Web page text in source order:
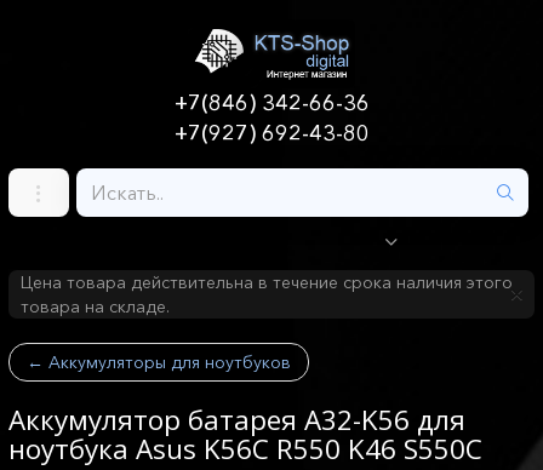
+7(846) 342-66-36
+7(927) 692-43-80
Цена товара действительна в течение срока наличия этого
товара на складе.
← Аккумуляторы для ноутбуков
Аккумулятор батарея A32-K56 для
ноутбука Asus K56C R550 K46 S550C